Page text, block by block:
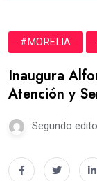
#MORELIA
Inaugura
Atención y
Segundo